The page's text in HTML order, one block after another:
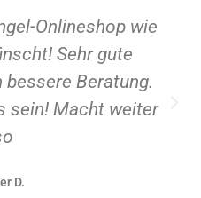
Onlineshop wie
Sehr gute
Beratung.
sein! Macht weiter
D.